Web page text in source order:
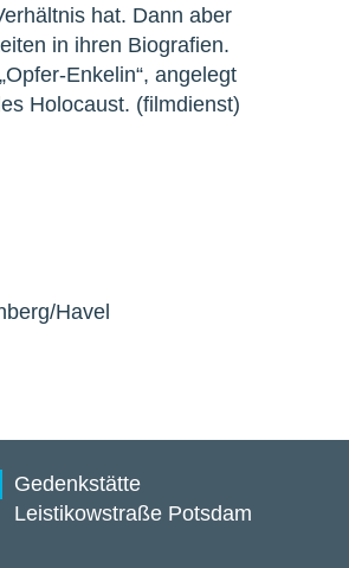
hat. Dann aber
in ihren Biografien.
Enkelin“, angelegt
Holocaust. (filmdienst)
Havel
Gedenkstätte
Leistikowstraße Potsdam